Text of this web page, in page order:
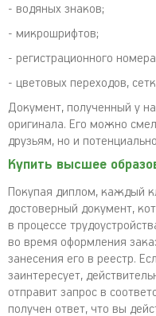
- водяных знаков;
- микрошрифтов;
- регистрационного номера
- цветовых переходов,
Документ, полученный у
оригинала. Его можно
друзьям, но и
Купить высшее
Покупая диплом, каждый
достоверный документ,
в процессе
во время оформления
занесения его в реестр.
заинтересует,
отправит запрос в
получен ответ, что вы